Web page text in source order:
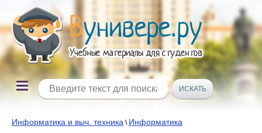
Информатика и выч. техника \ Информатика